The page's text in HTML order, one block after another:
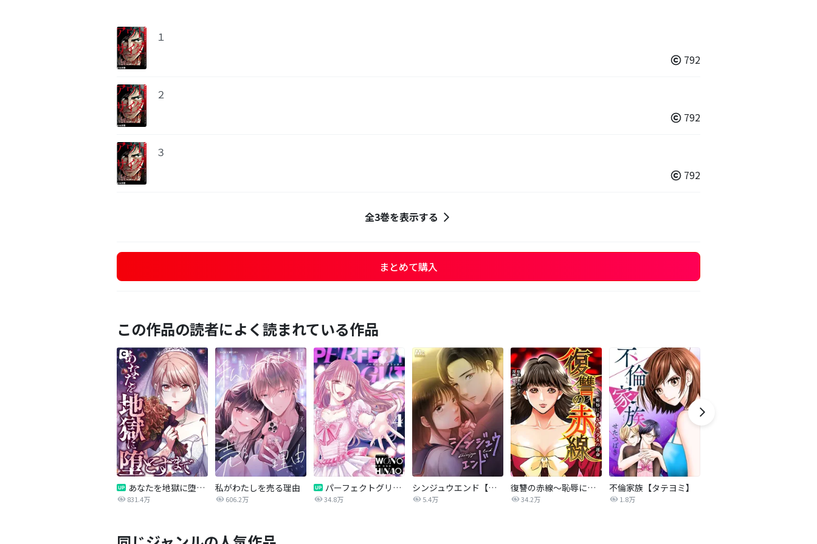
１
792
２
792
３
792
全3巻を表示する
まとめて購入
この作品の読者によく読まれている作品
あなたを地獄に堕とすまで
831.4万
私がわたしを売る理由
606.2万
パーフェクトグリッター
34.8万
シンジュウエンド【タテヨミ】
5.4万
復讐の赤線～恥辱にまみれた少女の運命～【タテヨミ】
34.2万
不倫家族【タテヨミ】
1.8万